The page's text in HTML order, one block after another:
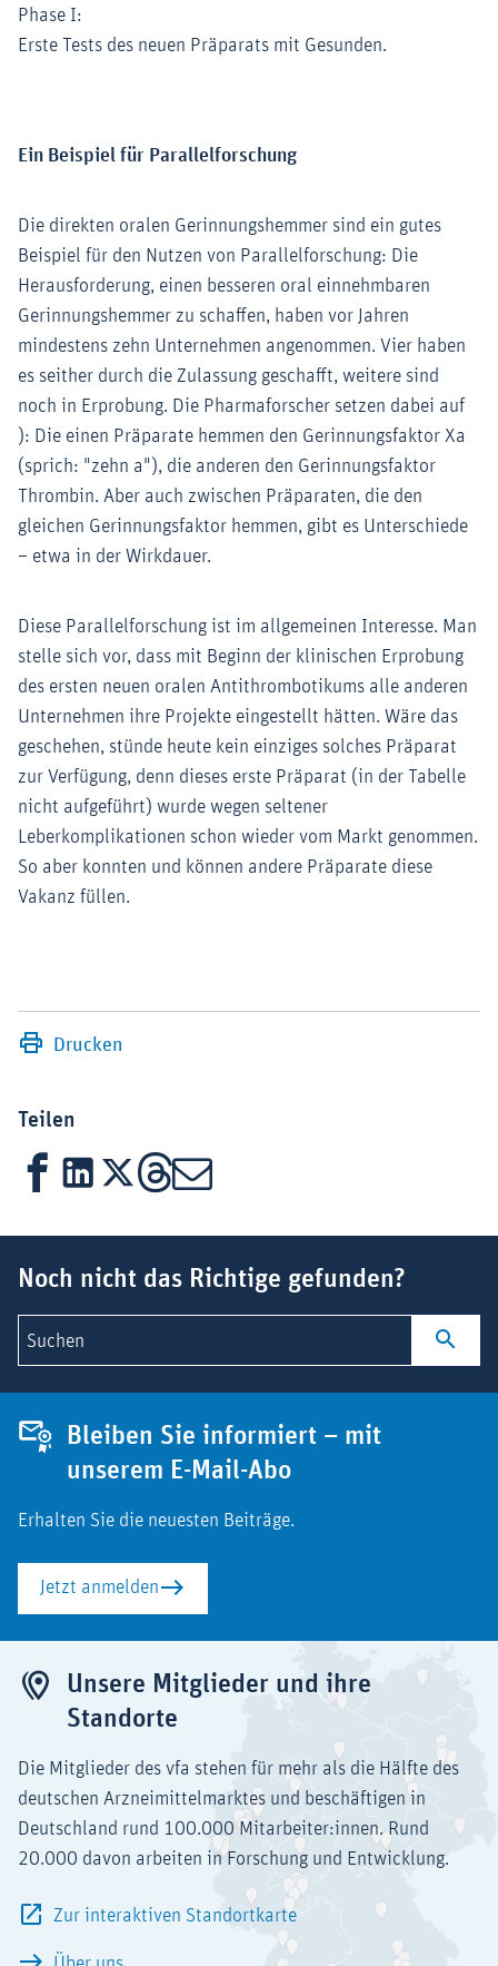
Phase I:
Erste Tests des neuen Präparats mit Gesunden.
Ein Beispiel für Parallelforschung
Die direkten oralen Gerinnungshemmer sind ein gutes
Beispiel für den Nutzen von Parallelforschung: Die
Herausforderung, einen besseren oral einnehmbaren
Gerinnungshemmer zu schaffen, haben vor Jahren
mindestens zehn Unternehmen angenommen. Vier haben
es seither durch die Zulassung geschafft, weitere sind
noch in Erprobung. Die Pharmaforscher setzen dabei auf
): Die einen Präparate hemmen den Gerinnungsfaktor Xa
(sprich: "zehn a"), die anderen den Gerinnungsfaktor
Thrombin. Aber auch zwischen Präparaten, die den
gleichen Gerinnungsfaktor hemmen, gibt es Unterschiede
– etwa in der Wirkdauer.
Diese Parallelforschung ist im allgemeinen Interesse. Man
stelle sich vor, dass mit Beginn der klinischen Erprobung
des ersten neuen oralen Antithrombotikums alle anderen
Unternehmen ihre Projekte eingestellt hätten. Wäre das
geschehen, stünde heute kein einziges solches Präparat
zur Verfügung, denn dieses erste Präparat (in der Tabelle
nicht aufgeführt) wurde wegen seltener
Leberkomplikationen schon wieder vom Markt genommen.
So aber konnten und können andere Präparate diese
Vakanz füllen.
Drucken
Teilen
FacebookLinkedIn
X Threads
Mail
Noch nicht das Richtige gefunden?
Suchen
Bleiben Sie informiert – mit
unserem E-Mail-Abo
Erhalten Sie die neuesten Beiträge.
Jetzt anmelden
Unsere Mitglieder und ihre
Standorte
Die Mitglieder des vfa stehen für mehr als die Hälfte des
deutschen Arzneimittelmarktes und beschäftigen in
Deutschland rund 100.000 Mitarbeiter:innen. Rund
20.000 davon arbeiten in Forschung und Entwicklung.
Zur interaktiven Standortkarte